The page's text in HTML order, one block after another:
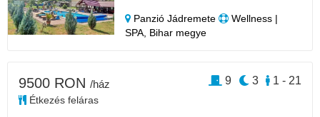
Panzió Jádremete
Wellness |
SPA, Bihar megye
9500 RON /ház
Étkezés feláras
1 - 21
3
9